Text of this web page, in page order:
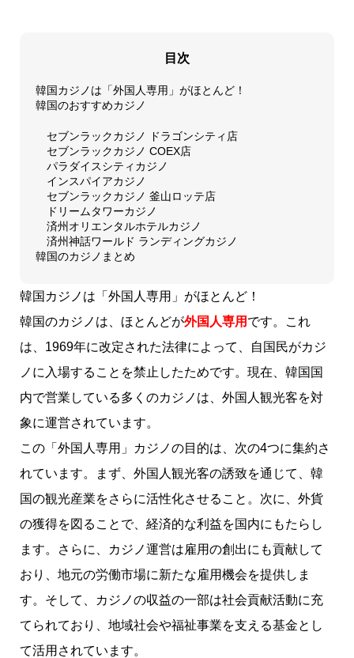
目次
韓国カジノは「外国人専用」がほとんど！
韓国のおすすめカジノ
セブンラックカジノ ドラゴンシティ店
セブンラックカジノ COEX店
パラダイスシティカジノ
インスパイアカジノ
セブンラックカジノ 釜山ロッテ店
ドリームタワーカジノ
済州オリエンタルホテルカジノ
済州神話ワールド ランディングカジノ
韓国のカジノまとめ
韓国カジノは「外国人専用」がほとんど！
韓国のカジノは、ほとんどが外国人専用 です。これ
は、1969年に改定された法律によって、自国民がカジ
ノに入場することを禁止したためです。現在、韓国国
内で営業している多くのカジノは、外国人観光客を対
象に運営されています。
この「外国人専用」カジノの目的は、次の4つに集約さ
れています。まず、外国人観光客の誘致を通じて、韓
国の観光産業をさらに活性化させること。次に、外貨
の獲得を図ることで、経済的な利益を国内にもたらし
ます。さらに、カジノ運営は雇用の創出にも貢献して
おり、地元の労働市場に新たな雇用機会を提供しま
す。そして、カジノの収益の一部は社会貢献活動に充
てられており、地域社会や福祉事業を支える基金とし
て活用されています。